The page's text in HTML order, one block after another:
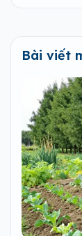
Bài viết